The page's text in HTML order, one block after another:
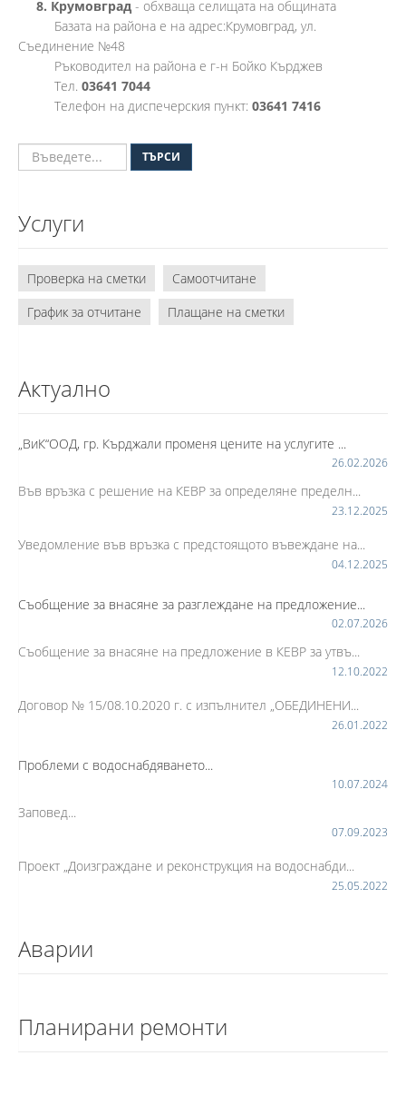
8. Крумовград - обхваща селищата на общината
Базата на района е на адрес:Крумовград, ул.
Съединение №48
Ръководител на района е г-н Бойко Кърджев
Тел. 03641 7044
Телефон на диспечерския пункт: 03641 7416
ТЪРСИ
Услуги
Проверка на сметки
Самоотчитане
График за отчитане
Плащане на сметки
Актуално
„ВиК“ООД, гр. Кърджали променя цените на услугите ...
26.02.2026
Във връзка с решение на КЕВР за определяне пределн...
23.12.2025
Уведомление във връзка с предстоящото въвеждане на...
04.12.2025
Съобщение за внасяне за разглеждане на предложение...
02.07.2026
Съобщение за внасяне на предложение в КЕВР за утвъ...
12.10.2022
Договор № 15/08.10.2020 г. с изпълнител „ОБЕДИНЕНИ...
26.01.2022
Проблеми с водоснабдяването...
10.07.2024
Заповед...
07.09.2023
Проект „Доизграждане и реконструкция на водоснабди...
25.05.2022
Аварии
Планирани ремонти